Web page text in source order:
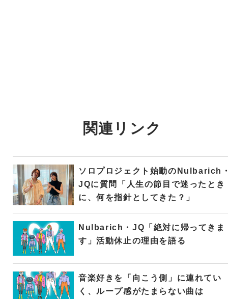
関連リンク
ソロプロジェクト始動のNulbarich
JQに質問「人生の節目で迷ったとき
に、何を指針としてきた？」
Nulbarich・JQ「絶対に帰ってきま
す」活動休止の理由を語る
音楽好きを「向こう側」に連れてい
く、ループ感がたまらない曲は